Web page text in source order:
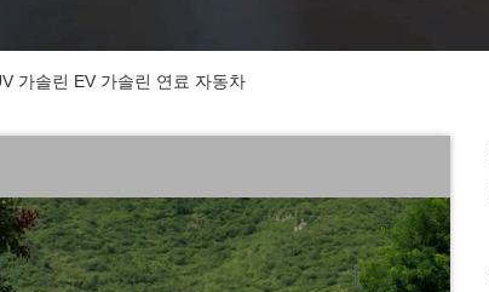
가솔린 EV 가솔린 연료 자동차